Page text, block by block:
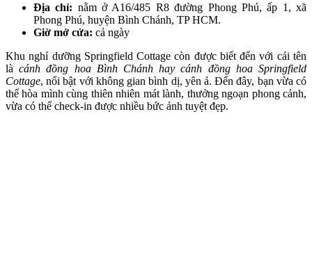
Địa chỉ: nằm ở A16/485 R8 đường Phong Phú, ấp 1, xã
Phong Phú, huyện Bình Chánh, TP HCM.
Giờ mở cửa: cả ngày
Khu nghỉ dưỡng Springfield Cottage còn được biết đến với cái tên
làcánh đồng hoa Bình Chánh hay cánh đồng hoa Springfield
Cottage, nổi bật với không gian bình dị, yên ả. Đến đây, bạn vừa có
thể hòa mình cùng thiên nhiên mát lành, thưởng ngoạn phong cảnh,
vừa có thể check-in được nhiều bức ảnh tuyệt đẹp.